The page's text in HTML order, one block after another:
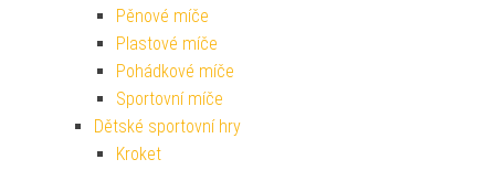
Pěnové míče
Plastové míče
Pohádkové míče
Sportovní míče
Dětské sportovní hry
Kroket